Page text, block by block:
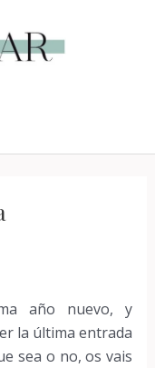
año nuevo, y
la última entrada
sea o no, os vais